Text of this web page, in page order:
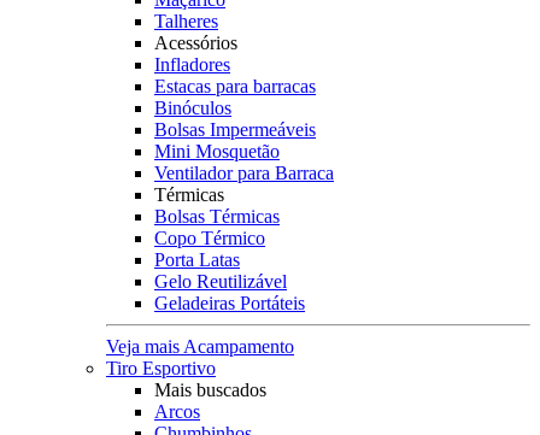
Talheres
Acessórios
Infladores
Estacas para barracas
Binóculos
Bolsas Impermeáveis
Mini Mosquetão
Ventilador para Barraca
Térmicas
Bolsas Térmicas
Copo Térmico
Porta Latas
Gelo Reutilizável
Geladeiras Portáteis
Veja mais Acampamento
Tiro Esportivo
Mais buscados
Arcos